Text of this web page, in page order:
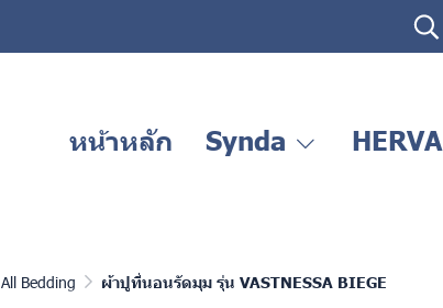
หน้าหลัก Synda HERVA
All Bedding ผ้าปูที่นอนรัดมุม รุ่น VASTNESSA BIEGE